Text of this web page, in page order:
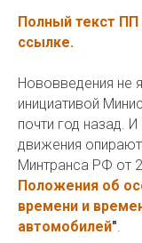
Полный текст
ссылке.
Нововведения не
инициативой
почти год назад.
движения
Минтранса РФ от
Положения об
времени и
автомобилей".